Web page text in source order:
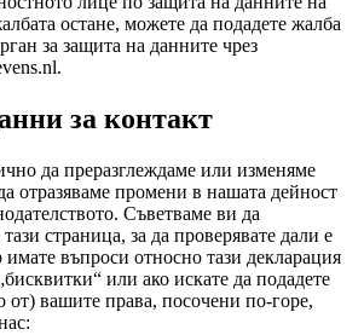
остане, можете да подадете жалба
за защита на данните чрез
за контакт
да преразглеждаме или изменяме
отразяваме промени в нашата дейност
Съветваме ви да
страница, за да проверявате дали е
въпроси относно тази декларация
или ако искате да подадете
от) вашите права, посочени по-горе,